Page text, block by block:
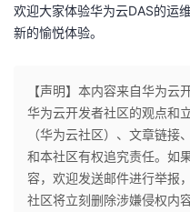
欢迎大家体验华为云DAS的运
新的愉悦体验。
【声明】本内容来自华为云
华为云开发者社区的观点和
（华为云社区）、文章链
和本社区有权追究责任。如
容，欢迎发送邮件进行举报
社区将立刻删除涉嫌侵权内